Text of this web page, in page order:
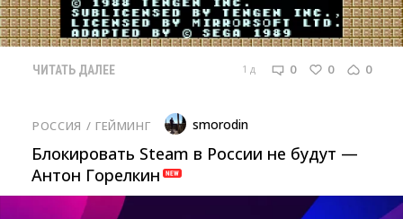
ЧИТАТЬ ДАЛЕЕ 1 д 0 0 0
РОССИЯ / ГЕЙМИНГ smorodin
Блокировать Steam в России не будут —
Антон Горелкин